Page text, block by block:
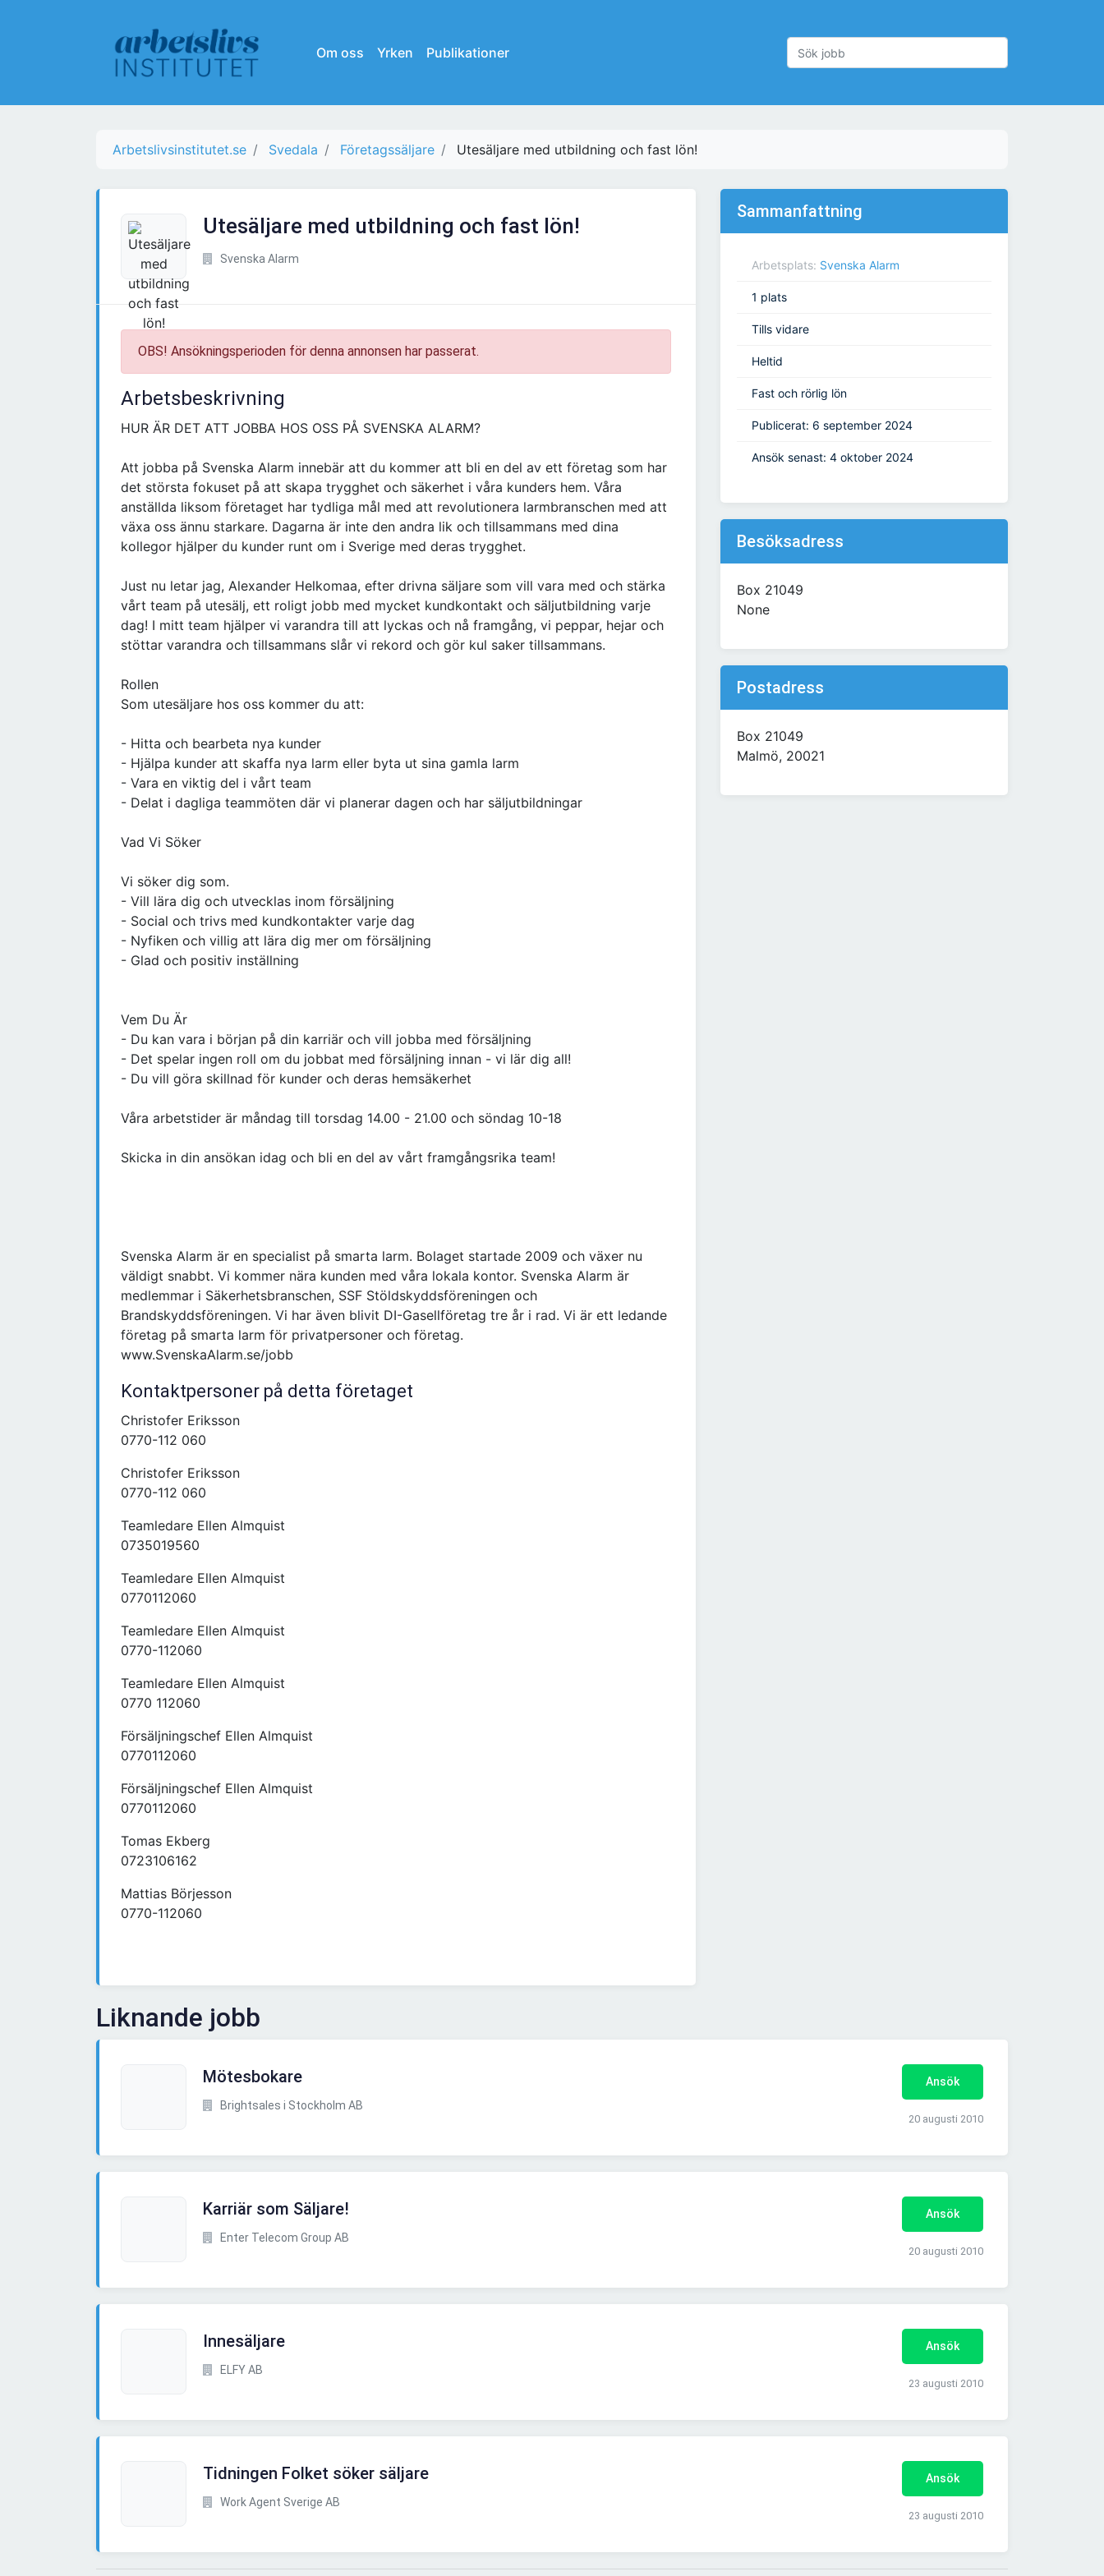
Om oss Yrken Publikationer
Arbetslivsinstitutet.se Svedala Företagssäljare Utesäljare med utbildning och fast lön!
Utesäljare med utbildning och fast lön!
Svenska Alarm
OBS! Ansökningsperioden för denna annonsen har passerat.
Arbetsbeskrivning
HUR ÄR DET ATT JOBBA HOS OSS PÅ SVENSKA ALARM?
Att jobba på Svenska Alarm innebär att du kommer att bli en del av ett företag som har
det största fokuset på att skapa trygghet och säkerhet i våra kunders hem. Våra
anställda liksom företaget har tydliga mål med att revolutionera larmbranschen med att
växa oss ännu starkare. Dagarna är inte den andra lik och tillsammans med dina
kollegor hjälper du kunder runt om i Sverige med deras trygghet.
Just nu letar jag, Alexander Helkomaa, efter drivna säljare som vill vara med och stärka
vårt team på utesälj, ett roligt jobb med mycket kundkontakt och säljutbildning varje
dag! I mitt team hjälper vi varandra till att lyckas och nå framgång, vi peppar, hejar och
stöttar varandra och tillsammans slår vi rekord och gör kul saker tillsammans.
Rollen
Som utesäljare hos oss kommer du att:
- Hitta och bearbeta nya kunder
- Hjälpa kunder att skaffa nya larm eller byta ut sina gamla larm
- Vara en viktig del i vårt team
- Delat i dagliga teammöten där vi planerar dagen och har säljutbildningar
Vad Vi Söker
Vi söker dig som.
- Vill lära dig och utvecklas inom försäljning
- Social och trivs med kundkontakter varje dag
- Nyfiken och villig att lära dig mer om försäljning
- Glad och positiv inställning
Vem Du Är
- Du kan vara i början på din karriär och vill jobba med försäljning
- Det spelar ingen roll om du jobbat med försäljning innan - vi lär dig all!
- Du vill göra skillnad för kunder och deras hemsäkerhet
Våra arbetstider är måndag till torsdag 14.00 - 21.00 och söndag 10-18
Skicka in din ansökan idag och bli en del av vårt framgångsrika team!
Svenska Alarm är en specialist på smarta larm. Bolaget startade 2009 och växer nu
väldigt snabbt. Vi kommer nära kunden med våra lokala kontor. Svenska Alarm är
medlemmar i Säkerhetsbranschen, SSF Stöldskyddsföreningen och
Brandskyddsföreningen. Vi har även blivit DI-Gasellföretag tre år i rad. Vi är ett ledande
företag på smarta larm för privatpersoner och företag.
www.SvenskaAlarm.se/jobb
Kontaktpersoner på detta företaget
Christofer Eriksson
0770-112 060
Christofer Eriksson
0770-112 060
Teamledare Ellen Almquist
0735019560
Teamledare Ellen Almquist
0770112060
Teamledare Ellen Almquist
0770-112060
Teamledare Ellen Almquist
0770 112060
Försäljningschef Ellen Almquist
0770112060
Försäljningschef Ellen Almquist
0770112060
Tomas Ekberg
0723106162
Mattias Börjesson
0770-112060
Sammanfattning
Arbetsplats: Svenska Alarm
1 plats
Tills vidare
Heltid
Fast och rörlig lön
Publicerat: 6 september 2024
Ansök senast: 4 oktober 2024
Besöksadress
Box 21049
None
Postadress
Box 21049
Malmö, 20021
Liknande jobb
Mötesbokare
Brightsales i Stockholm AB
Ansök
20 augusti 2010
Karriär som Säljare!
Enter Telecom Group AB
Ansök
20 augusti 2010
Innesäljare
ELFY AB
Ansök
23 augusti 2010
Tidningen Folket söker säljare
Work Agent Sverige AB
Ansök
23 augusti 2010